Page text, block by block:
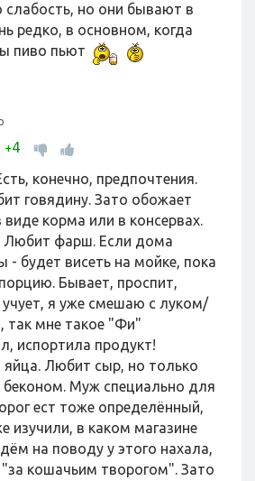
слабость, но они бывают в
редко, в основном, когда
пиво пьют
+4
конечно, предпочтения.
говядину. Зато обожает
корма или в консервах.
Любит фарш. Если дома
- будет висеть на мойке, пока
Бывает, проспит,
я уже смешаю с луком/
так мне такое "Фи"
испортила продукт!
яйца. Любит сыр, но только
Муж специально для
ест тоже определённый,
изучили, в каком магазине
на поводу у этого нахала,
кошачьим творогом". Зато